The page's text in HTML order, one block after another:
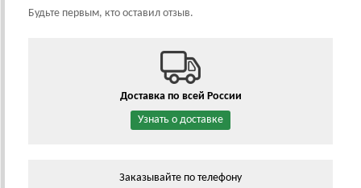
Будьте первым, кто оставил отзыв.
Доставка по всей России
Узнать о доставке
Заказывайте по телефону